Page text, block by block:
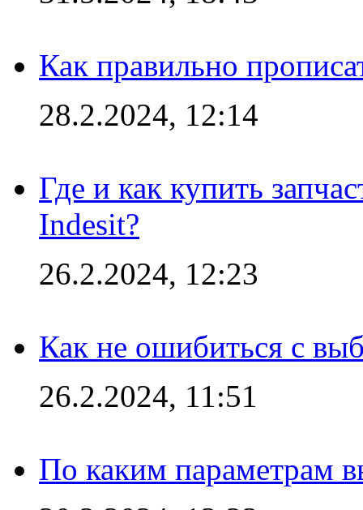
Как правильно
28.2.2024, 12:14
Где и как купить
Indesit?
26.2.2024, 12:23
Как не ошибиться с
26.2.2024, 11:51
По каким параметрам